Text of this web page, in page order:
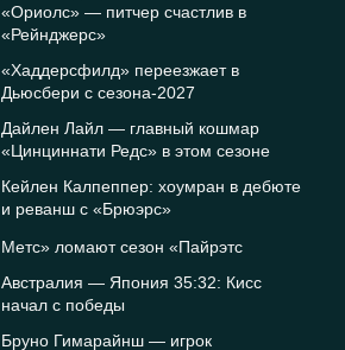
«Ориолс» — питчер счастлив в
«Рейнджерс»
«Хаддерсфилд» переезжает в
Дьюсбери с сезона-2027
Дайлен Лайл — главный кошмар
«Цинциннати Редс» в этом сезоне
Кейлен Калпеппер: хоумран в дебюте
и реванш с «Брюэрс»
Метс» ломают сезон «Пайрэтс
Австралия — Япония 35:32: Кисс
начал с победы
Бруно Гимарайнш — игрок